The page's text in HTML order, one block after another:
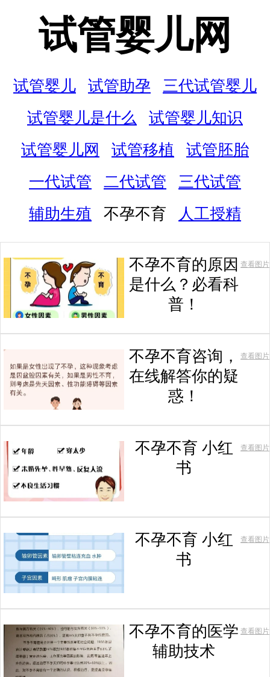
试管婴儿网
试管婴儿 试管助孕
三代试管婴儿
试管婴儿是什么
试管婴儿知识
试管婴儿网
试管移植
试管胚胎
一代试管
二代试管
三代试管
辅助生殖
不孕不育 人工授精
不孕不育的原因
是什么？必看科
普！
查看图片
不孕不育咨询，
在线解答你的疑
惑！
查看图片
不孕不育 小红
书
查看图片
不孕不育 小红
书
查看图片
不孕不育的医学
辅助技术
查看图片